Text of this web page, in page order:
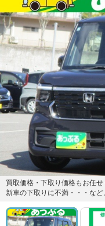
買取価格・下取り価格もお任
新車の下取りに不満・・・な